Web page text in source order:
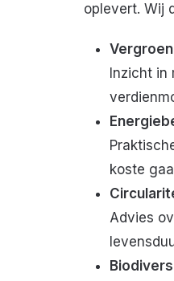
oplevert. Wij
Inzicht
koste
Advies